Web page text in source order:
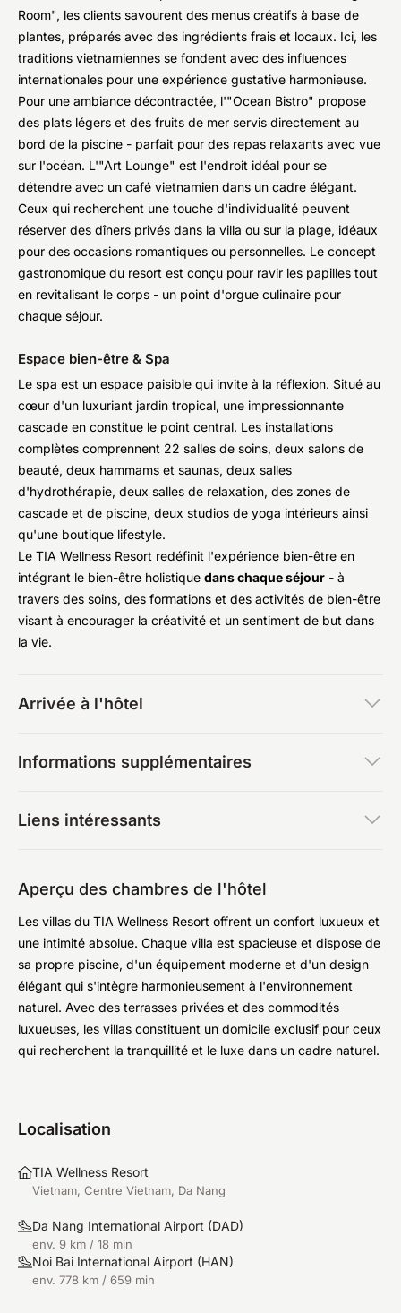
Room", les clients savourent des menus créatifs à base de
plantes, préparés avec des ingrédients frais et locaux. Ici, les
traditions vietnamiennes se fondent avec des influences
internationales pour une expérience gustative harmonieuse.
Pour une ambiance décontractée, l'"Ocean Bistro" propose
des plats légers et des fruits de mer servis directement au
bord de la piscine - parfait pour des repas relaxants avec vue
sur l'océan. L'"Art Lounge" est l'endroit idéal pour se
détendre avec un café vietnamien dans un cadre élégant.
Ceux qui recherchent une touche d'individualité peuvent
réserver des dîners privés dans la villa ou sur la plage, idéaux
pour des occasions romantiques ou personnelles. Le concept
gastronomique du resort est conçu pour ravir les papilles tout
en revitalisant le corps - un point d'orgue culinaire pour
chaque séjour.
Espace bien-être & Spa
Le spa est un espace paisible qui invite à la réflexion. Situé au
cœur d'un luxuriant jardin tropical, une impressionnante
cascade en constitue le point central. Les installations
complètes comprennent 22 salles de soins, deux salons de
beauté, deux hammams et saunas, deux salles
d'hydrothérapie, deux salles de relaxation, des zones de
cascade et de piscine, deux studios de yoga intérieurs ainsi
qu'une boutique lifestyle.
Le TIA Wellness Resort redéfinit l'expérience bien-être en
intégrant le bien-être holistique dans chaque séjour - à
travers des soins, des formations et des activités de bien-être
visant à encourager la créativité et un sentiment de but dans
la vie.
Arrivée à l'hôtel
Informations supplémentaires
Liens intéressants
Aperçu des chambres de l'hôtel
Les villas du TIA Wellness Resort offrent un confort luxueux et
une intimité absolue. Chaque villa est spacieuse et dispose de
sa propre piscine, d'un équipement moderne et d'un design
élégant qui s'intègre harmonieusement à l'environnement
naturel. Avec des terrasses privées et des commodités
luxueuses, les villas constituent un domicile exclusif pour ceux
qui recherchent la tranquillité et le luxe dans un cadre naturel.
Localisation
TIA Wellness Resort
Vietnam, Centre Vietnam, Da Nang
Da Nang International Airport (DAD)
env. 9 km / 18 min
Noi Bai International Airport (HAN)
env. 778 km / 659 min